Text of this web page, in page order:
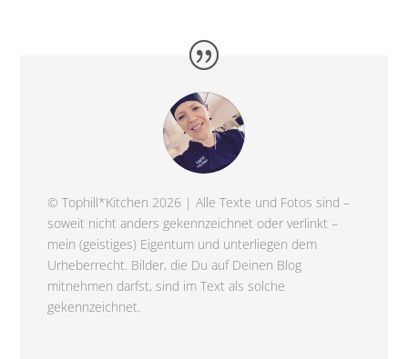
© Tophill*Kitchen 2026 | Alle Texte und Fotos sind –
soweit nicht anders gekennzeichnet oder verlinkt –
mein (geistiges) Eigentum und unterliegen dem
Urheberrecht. Bilder, die Du auf Deinen Blog
mitnehmen darfst, sind im Text als solche
gekennzeichnet.